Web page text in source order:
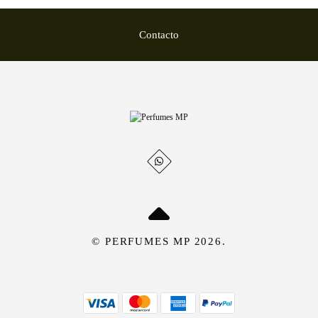
Contacto
© PERFUMES MP 2026.